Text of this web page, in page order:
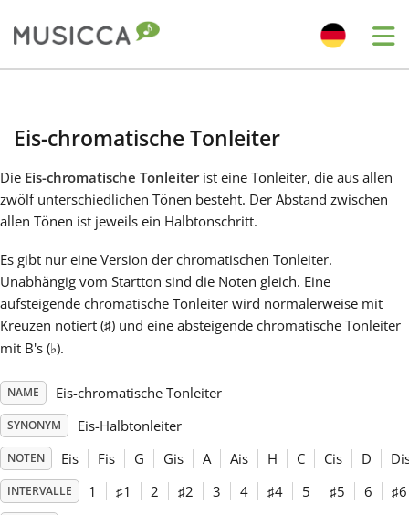
Deutsch
English
Español
한국어
Eis-chromatische Tonleiter
Die Eis-chromatische Tonleiterist eine Tonleiter, die aus allen
zwölf unterschiedlichen Tönen besteht. Der Abstand zwischen
allen Tönen ist jeweils ein Halbtonschritt.
Es gibt nur eine Version der chromatischen Tonleiter.
Unabhängig vom Startton sind die Noten gleich. Eine
aufsteigende chromatische Tonleiter wird normalerweise mit
Kreuzen notiert (♯) und eine absteigende chromatische Tonleiter
mit B's (♭).
NAME Eis-chromatische Tonleiter
SYNONYM Eis-Halbtonleiter
NOTEN Eis Fis G Gis A Ais H C Cis D
INTERVALLE 1 ♯1 2 ♯2 3 4 ♯4 5 ♯5 6 ♯6